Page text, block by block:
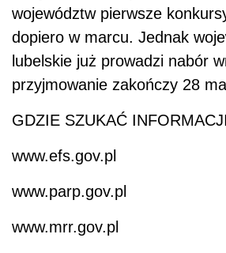
województw pierwsze
dopiero w marcu. Jednak
lubelskie już prowadzi nabór
przyjmowanie zakończy 28
GDZIE SZUKAĆ INFORMACJI
www.efs.gov.pl
www.parp.gov.pl
www.mrr.gov.pl